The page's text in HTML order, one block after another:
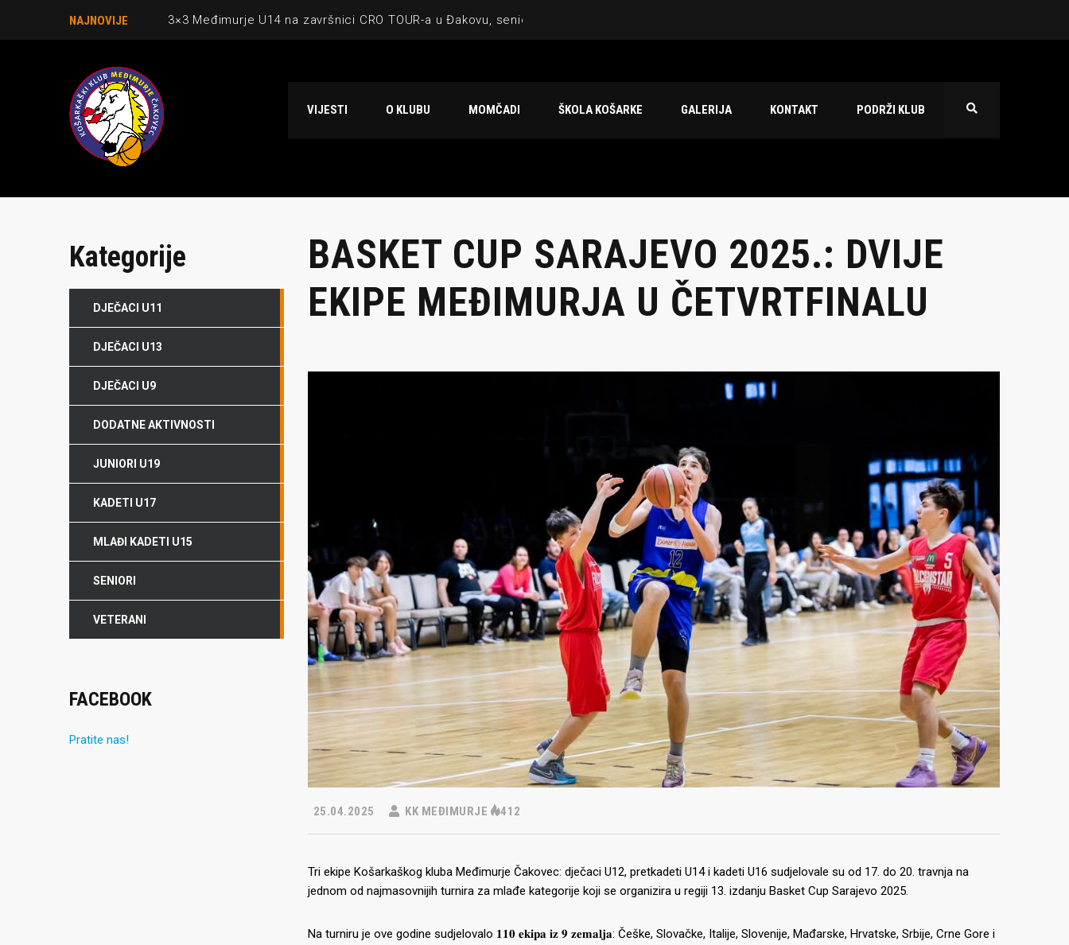
NAJNOVIJE 3×3 Međimurje U14 na završnici CRO TOUR-a u Đakovu, seniorska ekipa 3×3 osvojila Krbulju
Međimurje u revijalnoj utakmici ugostilo atraktivnu NCAA ekipu OBU Bison
VIJESTI O KLUBU MOMČADI ŠKOLA KOŠARKE GALERIJA KONTAKT PODRŽI KLUB
BASKET CUP SARAJEVO 2025.: DVIJE
EKIPE MEĐIMURJA U ČETVRTFINALU
25.04.2025 KK MEĐIMURJE 412
Tri ekipe Košarkaškog kluba Međimurje Čakovec: dječaci U12, pretkadeti U14 i kadeti U16 sudjelovale su od 17. do 20. travnja na
jednom od najmasovnijih turnira za mlađe kategorije koji se organizira u regiji 13. izdanju Basket Cup Sarajevo 2025.
Na turniru je ove godine sudjelovalo 𝟏𝟏𝟎 𝐞𝐤𝐢𝐩𝐚 𝐢𝐳 𝟗 𝐳𝐞𝐦𝐚𝐥𝐣𝐚: Češke, Slovačke, Italije, Slovenije, Mađarske, Hrvatske, Srbije, Crne Gore i
Kategorije
DJEČACI U11
DJEČACI U13
DJEČACI U9
DODATNE AKTIVNOSTI
JUNIORI U19
KADETI U17
MLAĐI KADETI U15
SENIORI
VETERANI
FACEBOOK
Pratite nas!